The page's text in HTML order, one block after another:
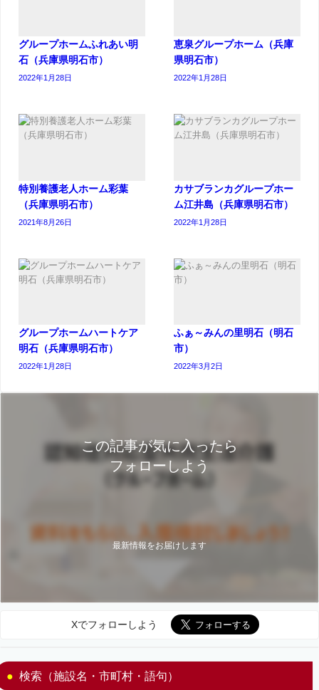
グループホームふれあい明
石（兵庫県明石市）
2022年1月28日
恵泉グループホーム（兵庫
県明石市）
2022年1月28日
特別養護老人ホーム彩葉
（兵庫県明石市）
2021年8月26日
カサブランカグループホー
ム江井島（兵庫県明石市）
2022年1月28日
グループホームハートケア
明石（兵庫県明石市）
2022年1月28日
ふぁ～みんの里明石（明石
市）
2022年3月2日
この記事が気に入ったら
フォローしよう
最新情報をお届けします
Xでフォローしよう
検索（施設名・市町村・語句）